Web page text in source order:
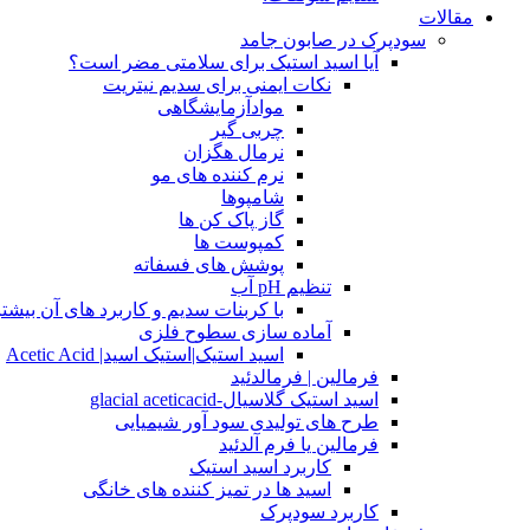
مقالات
سودپرک در صابون جامد
آیا اسید استیک برای سلامتی مضر است؟
نکات ایمنی برای سدیم نیتریت
موادآزمایشگاهی
چربی گیر
نرمال هگزان
نرم کننده های مو
شامپوها
گاز پاک کن ها
کمپوست ها
پوشش های فسفاته
تنظیم pH آب
با کربنات سدیم و کاربرد های آن
آماده سازی سطوح فلزی
اسید استیک|استیک اسید| Acetic Acid
فرمالین | فرمالدئید
اسید استیک گلاسیال-glacial aceticacid
طرح های تولیدی سود آور شیمیایی
فرمالین یا فرم آلدئید
کاربرد اسید استیک
اسید ها در تمیز کننده های خانگی
کاربرد سودپرک